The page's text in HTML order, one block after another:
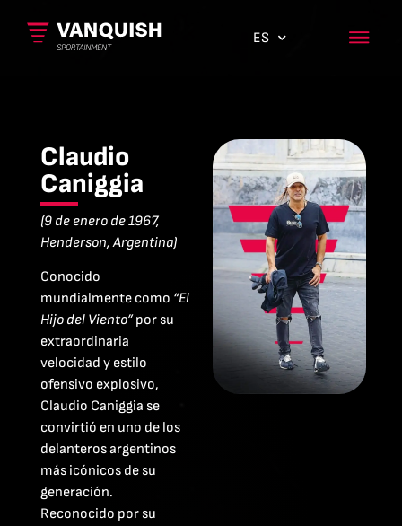
ES
EN
Claudio
Caniggia
(9 de enero de 1967,
Henderson, Argentina)
Conocido
mundialmente como “El
Hijo del Viento”por su
extraordinaria
velocidad y estilo
ofensivo explosivo,
Claudio Caniggia se
convirtió en uno de los
delanteros argentinos
más icónicos de su
generación.
Reconocido por su